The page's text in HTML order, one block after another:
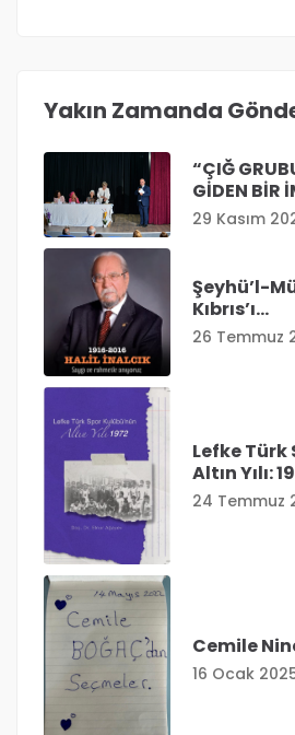
Yakın Zamanda
“ÇIĞ
GİDEN BİR
29 Kasım
Şeyhü’l-
Kıbrıs’ı…
26 Temmuz
Lefke Türk
Altın Yılı:
24 Temmuz
Cemile
16 Ocak